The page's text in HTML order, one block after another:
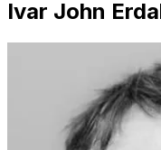
Ivar John